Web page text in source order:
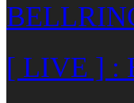
[ LIVE ] :